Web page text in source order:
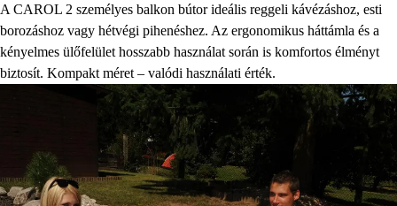
A CAROL 2 személyes balkon bútor ideális reggeli kávézáshoz, esti
borozáshoz vagy hétvégi pihenéshez. Az ergonomikus háttámla és a
kényelmes ülőfelület hosszabb használat során is komfortos élményt
biztosít. Kompakt méret – valódi használati érték.